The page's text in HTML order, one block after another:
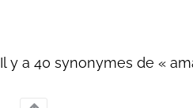
Il y a 40 synonymes de «